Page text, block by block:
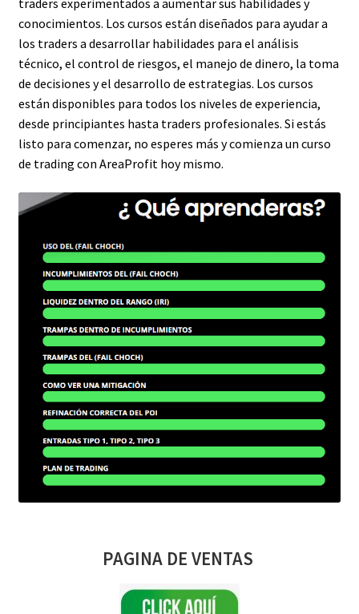
conocimientos. Los cursos están diseñados para ayudar a
los traders a desarrollar habilidades para el análisis
técnico, el control de riesgos, el manejo de dinero, la toma
de decisiones y el desarrollo de estrategias. Los cursos
están disponibles para todos los niveles de experiencia,
desde principiantes hasta traders profesionales. Si estás
listo para comenzar, no esperes más y comienza un curso
de trading con AreaProfit hoy mismo.
PAGINA DE VENTAS